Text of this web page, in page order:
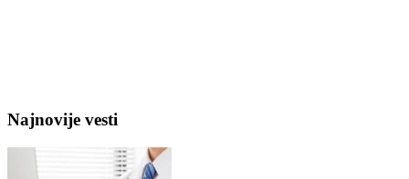
Najnovije vesti